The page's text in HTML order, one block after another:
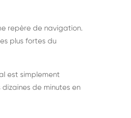
repère de navigation.
plus fortes du
est simplement
de minutes en